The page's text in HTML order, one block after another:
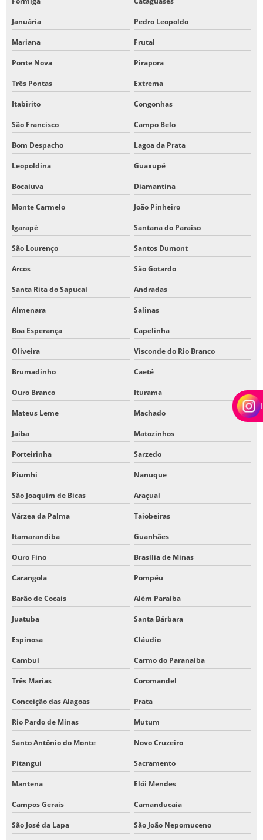
Januária Pedro Leopoldo
Mariana Frutal
Ponte Nova Pirapora
Três Pontas Extrema
Itabirito Congonhas
São Francisco Campo Belo
Bom Despacho Lagoa da Prata
Leopoldina Guaxupé
Bocaiuva Diamantina
Monte Carmelo João Pinheiro
Igarapé Santana do Paraíso
São Lourenço Santos Dumont
Arcos São Gotardo
Santa Rita do Sapucaí Andradas
Almenara Salinas
Boa Esperança Capelinha
Oliveira Visconde do Rio Branco
Brumadinho Caeté
Ouro Branco Iturama
Mateus Leme Machado
Jaíba Matozinhos
Porteirinha Sarzedo
Piumhi Nanuque
São Joaquim de Bicas Araçuaí
Várzea da Palma Taiobeiras
Itamarandiba Guanhães
Ouro Fino Brasília de Minas
Carangola Pompéu
Barão de Cocais Além Paraíba
Juatuba Santa Bárbara
Espinosa Cláudio
Cambuí Carmo do Paranaíba
Três Marias Coromandel
Conceição das Alagoas Prata
Rio Pardo de Minas Mutum
Santo Antônio do Monte Novo Cruzeiro
Pitangui Sacramento
Mantena Elói Mendes
Campos Gerais Camanducaia
São José da Lapa São João Nepomuceno